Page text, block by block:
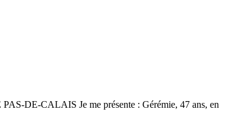
DE-CALAIS Je me présente : Gérémie, 47 ans, en